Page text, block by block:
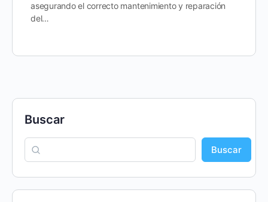
asegurando el correcto mantenimiento y reparación
del…
Buscar
Buscar